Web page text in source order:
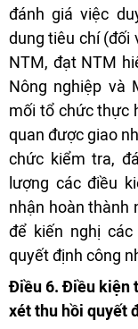
đánh giá việc
dung tiêu chí (đối
NTM, đạt NTM
Nông nghiệp và
mối tổ chức thực
quan được giao
chức kiểm tra,
lượng các điều
nhận hoàn thành
để kiến nghị
quyết định công
Điều 6. Điều kiện
xét thu hồi quyết